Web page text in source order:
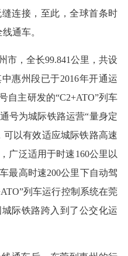
连接，至此，全球首条时
通车。
市，全长99.841公里，共设
惠州段已于2016年开通运
自主研发的“C2+ATO”列车
号为城际铁路运营“量身定
以有效适应城际铁路高速
广泛适用于时速160公里以
最高时速200公里下自动驾
列车运行控制系统在莞
际铁路跨入到了公交化运